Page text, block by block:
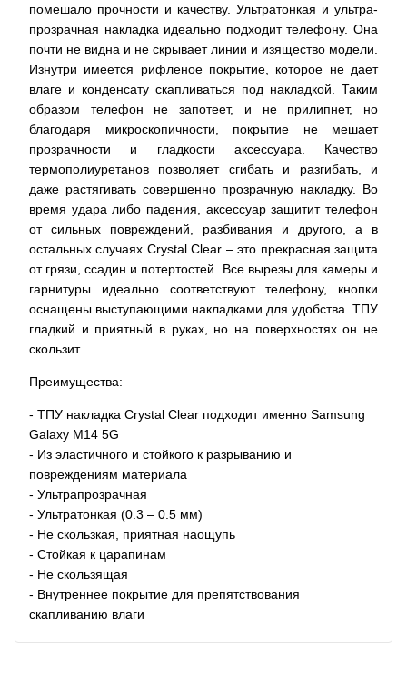
помешало прочности и качеству. Ультратонкая и ультра-
прозрачная накладка идеально подходит телефону. Она
почти не видна и не скрывает линии и изящество модели.
Изнутри имеется рифленое покрытие, которое не дает
влаге и конденсату скапливаться под накладкой. Таким
образом телефон не запотеет, и не прилипнет, но
благодаря микроскопичности, покрытие не мешает
прозрачности и гладкости аксессуара. Качество
термополиуретанов позволяет сгибать и разгибать, и
даже растягивать совершенно прозрачную накладку. Во
время удара либо падения, аксессуар защитит телефон
от сильных повреждений, разбивания и другого, а в
остальных случаях Crystal Clear – это прекрасная защита
от грязи, ссадин и потертостей. Все вырезы для камеры и
гарнитуры идеально соответствуют телефону, кнопки
оснащены выступающими накладками для удобства. ТПУ
гладкий и приятный в руках, но на поверхностях он не
скользит.
Преимущества:
- ТПУ накладка Crystal Clear подходит именно Samsung
Galaxy M14 5G
- Из эластичного и стойкого к разрыванию и
повреждениям материала
- Ультрапрозрачная
- Ультратонкая (0.3 – 0.5 мм)
- Не скользкая, приятная наощупь
- Стойкая к царапинам
- Не скользящая
- Внутреннее покрытие для препятствования
скапливанию влаги